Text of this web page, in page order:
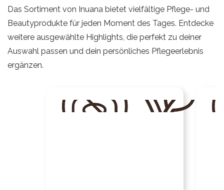
Das Sortiment von Inuana bietet vielfältige Pflege- und
Beautyprodukte für jeden Moment des Tages. Entdecke
weitere ausgewählte Highlights, die perfekt zu deiner
Auswahl passen und dein persönliches Pflegeerlebnis
ergänzen.